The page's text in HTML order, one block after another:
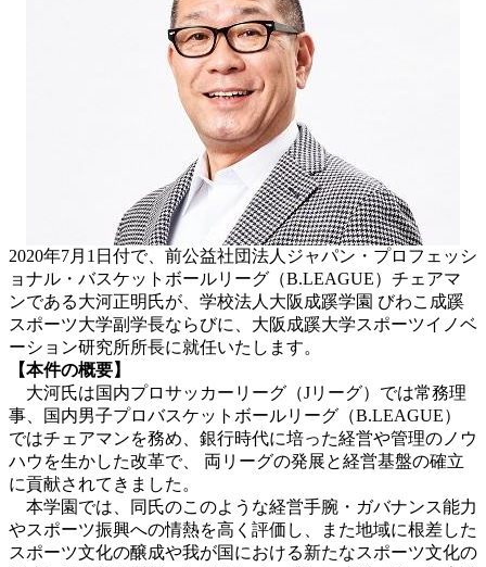
2020年7月1日付で、前公益社団法人ジャパン・プロフェッシ
ョナル・バスケットボールリーグ（B.LEAGUE）チェアマ
ンである大河正明氏が、学校法人大阪成蹊学園 びわこ成蹊
スポーツ大学副学長ならびに、大阪成蹊大学スポーツイノベ
ーション研究所所長に就任いたします。
【本件の概要】
大河氏は国内プロサッカーリーグ（Jリーグ）では常務理
事、国内男子プロバスケットボールリーグ（B.LEAGUE）
ではチェアマンを務め、銀行時代に培った経営や管理のノウ
ハウを生かした改革で、 両リーグの発展と経営基盤の確立
に貢献されてきました。
本学園では、同氏のこのような経営手腕・ガバナンス能力
やスポーツ振興への情熱を高く評価し、また地域に根差した
スポーツ文化の醸成や我が国における新たなスポーツ文化の